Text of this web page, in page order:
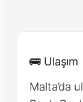
🚌 Ulaşım
Malta’da